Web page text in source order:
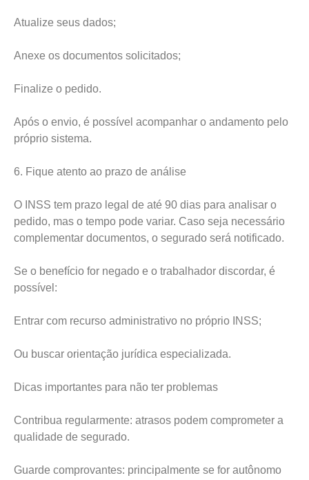
Atualize seus dados;
Anexe os documentos solicitados;
Finalize o pedido.
Após o envio, é possível acompanhar o andamento pelo
próprio sistema.
6. Fique atento ao prazo de análise
O INSS tem prazo legal de até 90 dias para analisar o
pedido, mas o tempo pode variar. Caso seja necessário
complementar documentos, o segurado será notificado.
Se o benefício for negado e o trabalhador discordar, é
possível:
Entrar com recurso administrativo no próprio INSS;
Ou buscar orientação jurídica especializada.
Dicas importantes para não ter problemas
Contribua regularmente: atrasos podem comprometer a
qualidade de segurado.
Guarde comprovantes: principalmente se for autônomo